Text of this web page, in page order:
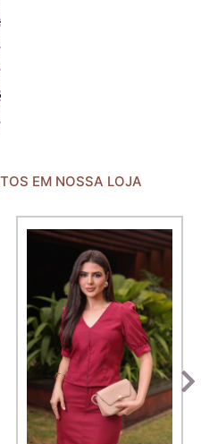
EM NOSSA LOJA